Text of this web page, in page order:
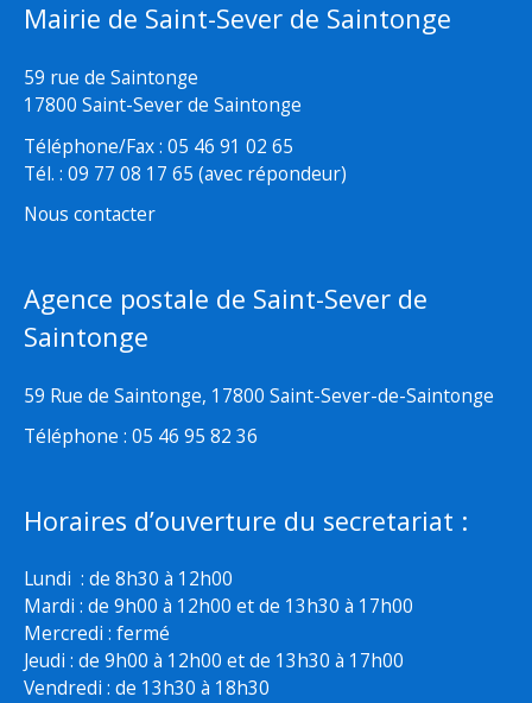
Mairie de Saint-Sever de Saintonge
59 rue de Saintonge
17800 Saint-Sever de Saintonge
Téléphone/Fax : 05 46 91 02 65
Tél. : 09 77 08 17 65 (avec répondeur)
Nous contacter
Agence postale de Saint-Sever de
Saintonge
59 Rue de Saintonge, 17800 Saint-Sever-de-Saintonge
Téléphone : 05 46 95 82 36
Horaires d’ouverture du secretariat :
Lundi : de 8h30 à 12h00
Mardi : de 9h00 à 12h00 et de 13h30 à 17h00
Mercredi : fermé
Jeudi : de 9h00 à 12h00 et de 13h30 à 17h00
Vendredi : de 13h30 à 18h30